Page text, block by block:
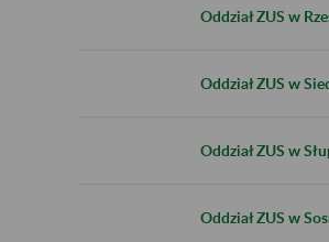
Oddział ZUS w
Oddział ZUS w
Oddział ZUS w
Oddział ZUS w